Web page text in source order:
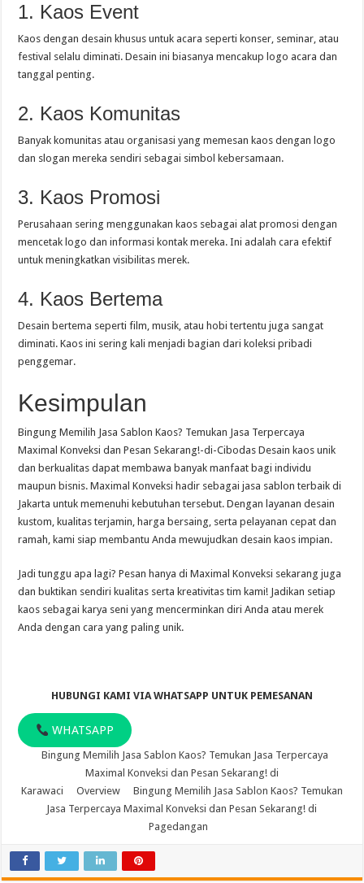
1. Kaos Event
Kaos dengan desain khusus untuk acara seperti konser, seminar, atau
festival selalu diminati. Desain ini biasanya mencakup logo acara dan
tanggal penting.
2. Kaos Komunitas
Banyak komunitas atau organisasi yang memesan kaos dengan logo
dan slogan mereka sendiri sebagai simbol kebersamaan.
3. Kaos Promosi
Perusahaan sering menggunakan kaos sebagai alat promosi dengan
mencetak logo dan informasi kontak mereka. Ini adalah cara efektif
untuk meningkatkan visibilitas merek.
4. Kaos Bertema
Desain bertema seperti film, musik, atau hobi tertentu juga sangat
diminati. Kaos ini sering kali menjadi bagian dari koleksi pribadi
penggemar.
Kesimpulan
Bingung Memilih Jasa Sablon Kaos? Temukan Jasa Terpercaya
Maximal Konveksi dan Pesan Sekarang!-di-Cibodas Desain kaos unik
dan berkualitas dapat membawa banyak manfaat bagi individu
maupun bisnis. Maximal Konveksi hadir sebagai jasa sablon terbaik di
Jakarta untuk memenuhi kebutuhan tersebut. Dengan layanan desain
kustom, kualitas terjamin, harga bersaing, serta pelayanan cepat dan
ramah, kami siap membantu Anda mewujudkan desain kaos impian.
Jadi tunggu apa lagi? Pesan hanya di Maximal Konveksi sekarang juga
dan buktikan sendiri kualitas serta kreativitas tim kami! Jadikan setiap
kaos sebagai karya seni yang mencerminkan diri Anda atau merek
Anda dengan cara yang paling unik.
HUBUNGI KAMI VIA WHATSAPP UNTUK PEMESANAN
WHATSAPP
Bingung Memilih Jasa Sablon Kaos? Temukan Jasa Terpercaya
Maximal Konveksi dan Pesan Sekarang! di
Karawaci
Overview
Bingung Memilih Jasa Sablon Kaos? Temukan
Jasa Terpercaya Maximal Konveksi dan Pesan Sekarang! di
Pagedangan